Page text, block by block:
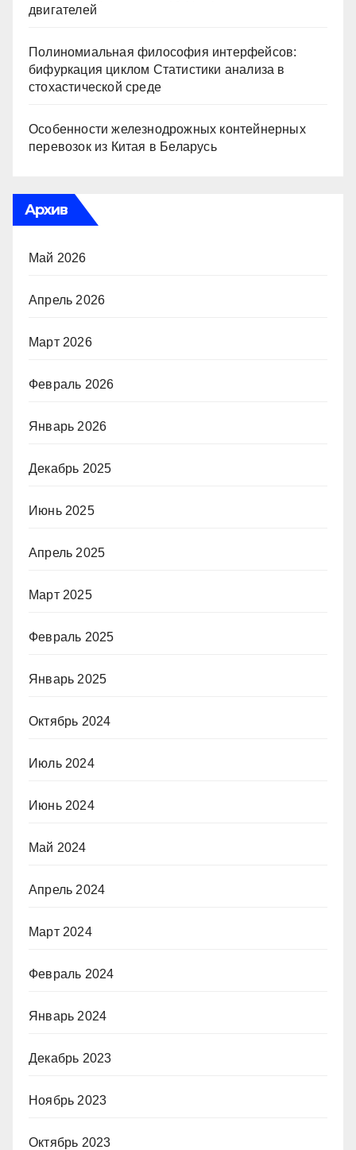
двигателей
Полиномиальная философия интерфейсов:
бифуркация циклом Статистики анализа в
стохастической среде
Особенности железнодрожных контейнерных
перевозок из Китая в Беларусь
Архив
Май 2026
Апрель 2026
Март 2026
Февраль 2026
Январь 2026
Декабрь 2025
Июнь 2025
Апрель 2025
Март 2025
Февраль 2025
Январь 2025
Октябрь 2024
Июль 2024
Июнь 2024
Май 2024
Апрель 2024
Март 2024
Февраль 2024
Январь 2024
Декабрь 2023
Ноябрь 2023
Октябрь 2023